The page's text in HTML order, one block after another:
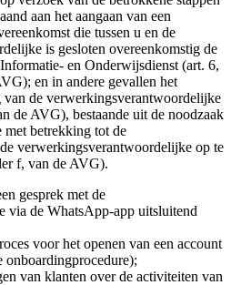
aan het aangaan van een
die tussen u en de
is gesloten overeenkomstig de
en Onderwijsdienst (art. 6,
en in andere gevallen het
van de verwerkingsverantwoordelijke
de AVG), bestaande uit de noodzaak
met betrekking tot de
verwerkingsverantwoordelijke op te
f, van de AVG).
gesprek met de
via de WhatsApp-app uitsluitend
voor het openen van een account
onboardingprocedure);
van klanten over de activiteiten van